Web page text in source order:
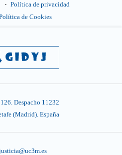
Política de privacidad
de Cookies
Despacho 11232
(Madrid). España